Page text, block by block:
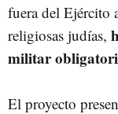
fuera del Ejército
religiosas judías,
militar
El proyecto